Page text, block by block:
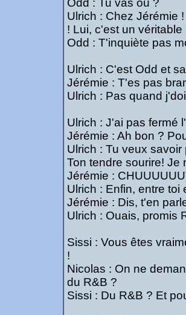
Odd : Tu vas où ?
Ulrich : Chez Jérémie
! Lui, c'est un véritable
Odd : T'inquiète pas
Ulrich : C'est Odd et
Jérémie : T'es pas
Ulrich : Pas quand
Ulrich : J'ai pas fermé
Jérémie : Ah bon ?
Ulrich : Tu veux savoir
Ton tendre sourire! Je
Jérémie :
Ulrich : Enfin, entre toi
Jérémie : Dis, t'en
Ulrich : Ouais, promis
Sissi : Vous êtes
!
Nicolas : On ne
du R&B ?
Sissi : Du R&B ? Et